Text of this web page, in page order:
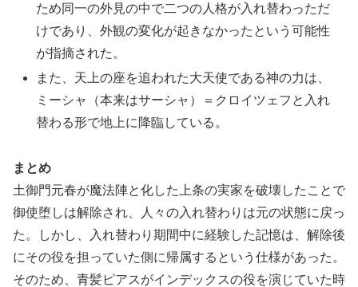
ため同一の外見の中で二つの人格が入れ替わっただ
けであり、外観の変化が起きなかったという可能性
が指摘された。
また、天上の座を追われた大天使である神の力は、
ミーシャ（本来はサーシャ）＝クロイツェフと入れ
替わる形で地上に降臨している。
まとめ
土御門元春が魔法陣と化した上条の実家を破壊したことで
御使堕しは解除され、人々の入れ替わりは元の状態に戻っ
た。しかし、入れ替わり期間中に経験した記憶は、解除後
にその役を担っていた側に帰属するという仕様があった。
そのため、青髪ピアスがインデックスの役を演じていた時